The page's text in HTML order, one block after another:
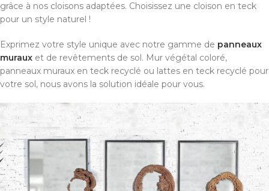
grâce à nos cloisons adaptées. Choisissez une cloison en teck
pour un style naturel !
Exprimez votre style unique avec notre gamme de panneaux
muraux et de revêtements de sol. Mur végétal coloré,
panneaux muraux en teck recyclé ou lattes en teck recyclé pour
votre sol, nous avons la solution idéale pour vous.